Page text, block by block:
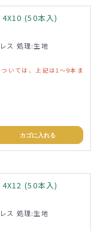
(50本入)
ス 処理:生地
いては、上記は1～9本ま
カゴに入れる
(50本入)
ス 処理:生地